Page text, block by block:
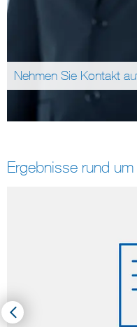
Nehmen Sie Kontakt
Ergebnisse rund